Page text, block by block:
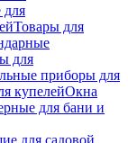
для
Товары для
для
приборы для
купелейОкна
для бани и
для садовой